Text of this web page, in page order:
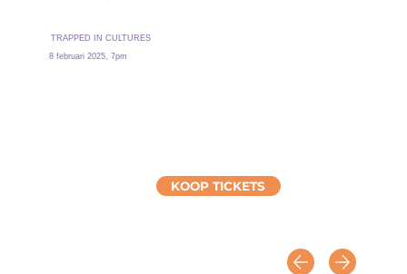
TRAPPED IN CULTURES
8 februari 2025, 7pm
KOOP TICKETS